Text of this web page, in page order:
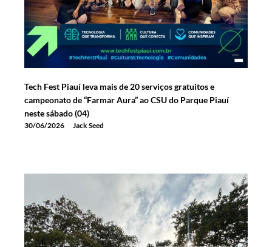
Tech Fest Piauí leva mais de 20 serviços gratuitos e
campeonato de “Farmar Aura” ao CSU do Parque Piauí
neste sábado (04)
30/06/2026 Jack Seed